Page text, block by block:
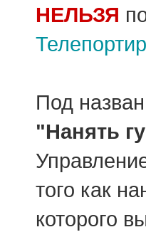
НЕЛЬЗЯ
Под
"Нанять
того как
которого